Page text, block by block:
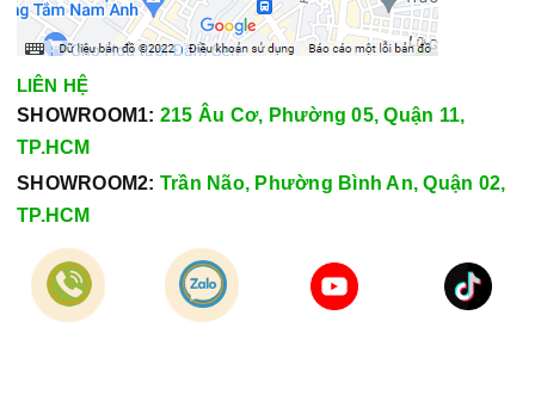
LIÊN HỆ
SHOWROOM1: 215 Âu Cơ, Phường 05, Quận 11,
TP.HCM
SHOWROOM2: Trần Não, Phường Bình An, Quận 02,
TP.HCM
Hotline:
028.66.79.8989
Khiếu nại: 0933.800.899